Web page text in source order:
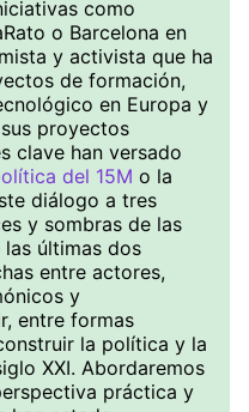
como
o Barcelona en
y activista que ha
de formación,
en Europa y
proyectos
clave han versado
del 15M o la
diálogo a tres
y sombras de las
últimas dos
entre actores,
y
entre formas
la política y la
XXI. Abordaremos
práctica y